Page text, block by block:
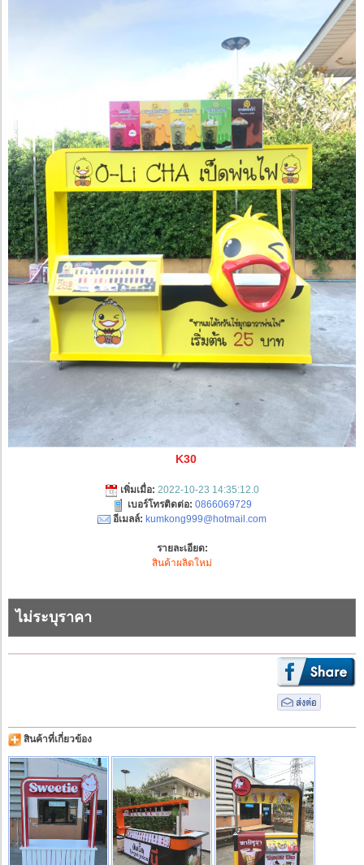
K30
เพิ่มเมื่อ: 2022-10-23 14:35:12.0
เบอร์โทรติดต่อ: 0866069729
อีเมลล์: kumkong999@hotmail.com
รายละเอียด:
สินค้าผลิตใหม่
ไม่ระบุราคา
สินค้าที่เกี่ยวข้อง